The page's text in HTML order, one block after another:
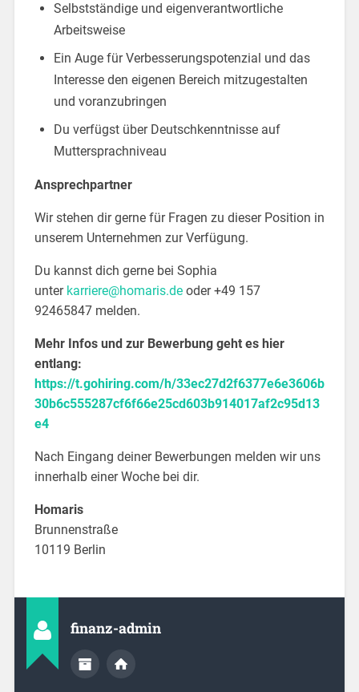
Selbstständige und eigenverantwortliche
Arbeitsweise
Ein Auge für Verbesserungspotenzial und das
Interesse den eigenen Bereich mitzugestalten
und voranzubringen
Du verfügst über Deutschkenntnisse auf
Muttersprachniveau
Ansprechpartner
Wir stehen dir gerne für Fragen zu dieser Position in
unserem Unternehmen zur Verfügung.
Du kannst dich gerne bei Sophia
unter karriere@homaris.deoder +49 157
92465847 melden.
Mehr Infos und zur Bewerbung geht es hier
entlang:
https://t.gohiring.com/h/33ec27d2f6377e6e3606b
30b6c555287cf6f66e25cd603b914017af2c95d13
e4
Nach Eingang deiner Bewerbungen melden wir uns
innerhalb einer Woche bei dir.
Homaris
Brunnenstraße
10119 Berlin
finanz-admin